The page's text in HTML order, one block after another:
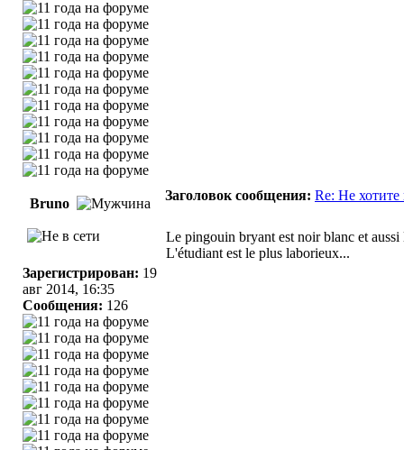
Bruno
Заголовок сообщения: Re: Не
Зарегистрирован: 19
авг 2014, 16:35
Сообщения: 126
Le pingouin bryant est noir blanc et
L'étudiant est le plus laborieux...